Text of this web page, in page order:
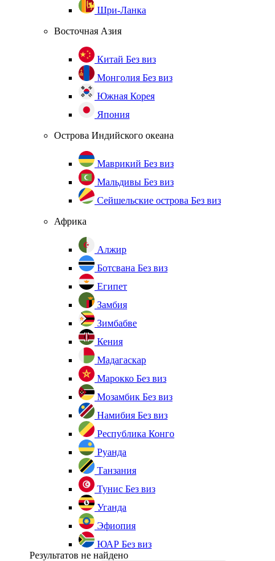
Шри-Ланка
Восточная Азия
Китай Без виз
Монголия Без виз
Южная Корея
Япония
Острова Индийского океана
Маврикий Без виз
Мальдивы Без виз
Сейшельские острова Без виз
Африка
Алжир
Ботсвана Без виз
Египет
Замбия
Зимбабве
Кения
Мадагаскар
Марокко Без виз
Мозамбик Без виз
Намибия Без виз
Республика Конго
Руанда
Танзания
Тунис Без виз
Уганда
Эфиопия
ЮАР Без виз
Результатов не найдено